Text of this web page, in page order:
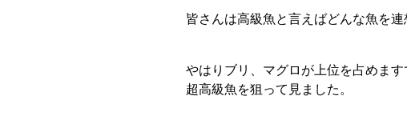
皆さんは高級魚と言えばどんな魚を連
やはりブリ、マグロが上位を占めま
超高級魚を狙って見ました。